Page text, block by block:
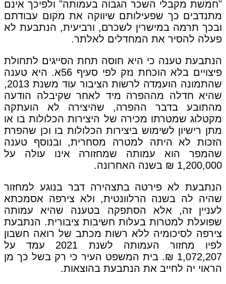
"חמשת מקבלי השכר הגבוה בעמותה" ולפיכך אינם
מתנדבים כך שפעילותם שיווקה את מקום עבודתם
ובכך תרמה במישרין לשכרם, ורביעית, הנתבעת לא
פעלה להסיר את המחדלים לאלתר.
הנתבעת טענה כי היא חוסה תחת הסייגים לתחולת
פיצויים בלא הוכחת נזק לפי סעיף 56א. היא טענה
שהתמונה הועמדה לרשות הציבור עוד משנת 2013,
שהיא חדלה מההפרה מיד לאחר שקיבלה הודעה
מהתובע בדבר ההפרה, שהיצירה לא הועתקה
מקטלוג שמטרתו מכירה של היצירות הכלולות בו או
מתן רישיון לשימוש ביצירות הכלולות בו וכן שהפרת
הזכות לא היתה למטרה מסחרית, ובנוסף טענה
שהמפר הוא עמותה שמחזורה אינו עולה על
1,200,000 ₪ בשנה האחרונה.
הנתבעת לא פירטה בתצהירה דבר בנוגע למחזור
שהיה לה בשנה הרלוונטית, ולא צירפה אסמכתא
לעניין זה, אלא הסתפקה בטענה שהיא עמותה
שפועלת למטרות בעלות חשיבות ציבורית. הנתבעת
צירפה לסיכומיה ללא רשות מכתב של רואה חשבון
לפיו מחזור העמותה לשנת 2021 עמד על
1,072,207 ₪. בית המשפט העיר כי רק בשל כך מן
הראוי יה לחייב את הנתבעת בהוצאות.